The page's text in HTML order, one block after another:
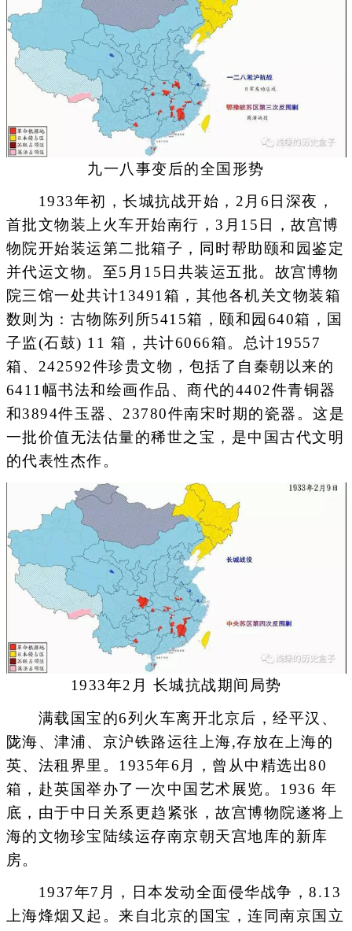
九一八事变后的全国形势
1933年初，长城抗战开始，2月6日深夜，
首批文物装上火车开始南行，3月15日，故宫博
物院开始装运第二批箱子，同时帮助颐和园鉴定
并代运文物。至5月15日共装运五批。故宫博物
院三馆一处共计13491箱，其他各机关文物装箱
数则为：古物陈列所5415箱，颐和园640箱，国
子监(石鼓) 11 箱，共计6066箱。总计19557
箱、242592件珍贵文物，包括了自秦朝以来的
6411幅书法和绘画作品、商代的4402件青铜器
和3894件玉器、23780件南宋时期的瓷器。这是
一批价值无法估量的稀世之宝，是中国古代文明
的代表性杰作。
1933年2月 长城抗战期间局势
满载国宝的6列火车离开北京后，经平汉、
陇海、津浦、京沪铁路运往上海,存放在上海的
英、法租界里。1935年6月，曾从中精选出80
箱，赴英国举办了一次中国艺术展览。1936 年
底，由于中日关系更趋紧张，故宫博物院遂将上
海的文物珍宝陆续运存南京朝天宫地库的新库
房。
1937年7月，日本发动全面侵华战争，8.13
上海烽烟又起。来自北京的国宝，连同南京国立